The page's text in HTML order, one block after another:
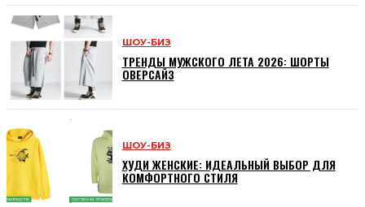
ШОУ-БИЗ
ТРЕНДЫ МУЖСКОГО ЛЕТА 2026: ШОРТЫ
ОВЕРСАЙЗ
ШОУ-БИЗ
ХУДИ ЖЕНСКИЕ: ИДЕАЛЬНЫЙ ВЫБОР ДЛЯ
КОМФОРТНОГО СТИЛЯ